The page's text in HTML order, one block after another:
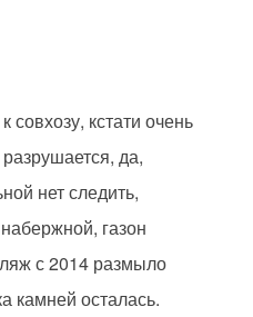
кстати очень
да,
нет следить,
газон
с 2014 размыло
камней осталась.